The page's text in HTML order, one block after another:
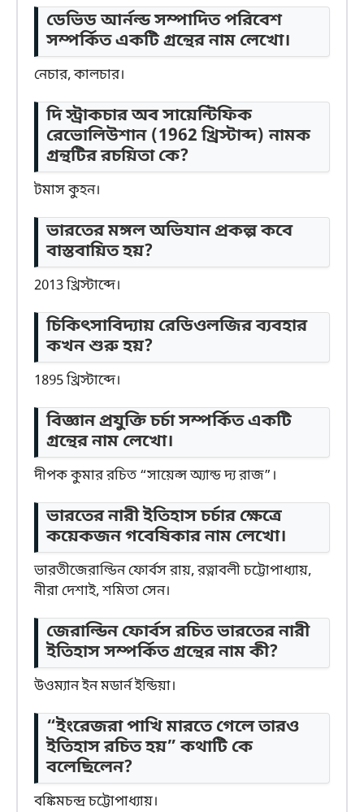
ডেভিড আর্নল্ড সম্পাদিত পরিবেশ
সম্পর্কিত একটি গ্রন্থের নাম লেখো।
নেচার, কালচার।
দি স্ট্রাকচার অব সায়েন্টিফিক
রেভোলিউশান (1962খ্রিস্টাব্দ) নামক
গ্রন্থটির রচয়িতা কে?
টমাস কুহন।
ভারতের মঙ্গল অভিযান প্রকল্প কবে
বাস্তবায়িত হয়?
2013 খ্রিস্টাব্দে।
চিকিৎসাবিদ্যায় রেডিওলজির ব্যবহার
কখন শুরু হয়?
1895 খ্রিস্টাব্দে।
বিজ্ঞান প্রযুক্তি চর্চা সম্পর্কিত একটি
গ্রন্থের নাম লেখো।
দীপক কুমার রচিত “সায়েন্স অ্যান্ড দ্য রাজ”।
ভারতের নারী ইতিহাস চর্চার ক্ষেত্রে
কয়েকজন গবেষিকার নাম লেখো।
ভারতীজেরাল্ডিন ফোর্বস রায়, রত্নাবলী চট্টোপাধ্যায়,
নীরা দেশাই, শমিতা সেন।
জেরাল্ডিন ফোর্বস রচিত ভারতের নারী
ইতিহাস সম্পর্কিত গ্রন্থের নাম কী?
উওম্যান ইন মডার্ন ইন্ডিয়া।
“ইংরেজরা পাখি মারতে গেলে তারও
ইতিহাস রচিত হয়” কথাটি কে
বলেছিলেন?
বঙ্কিমচন্দ্র চট্টোপাধ্যায়।